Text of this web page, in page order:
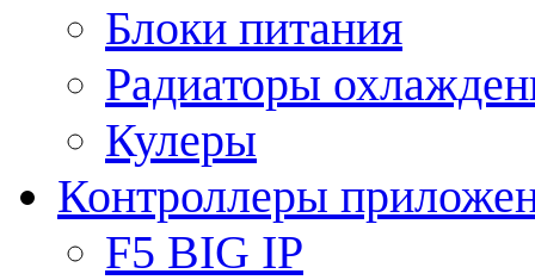
Блоки питания
Радиаторы
Кулеры
Контроллеры
F5 BIG IP